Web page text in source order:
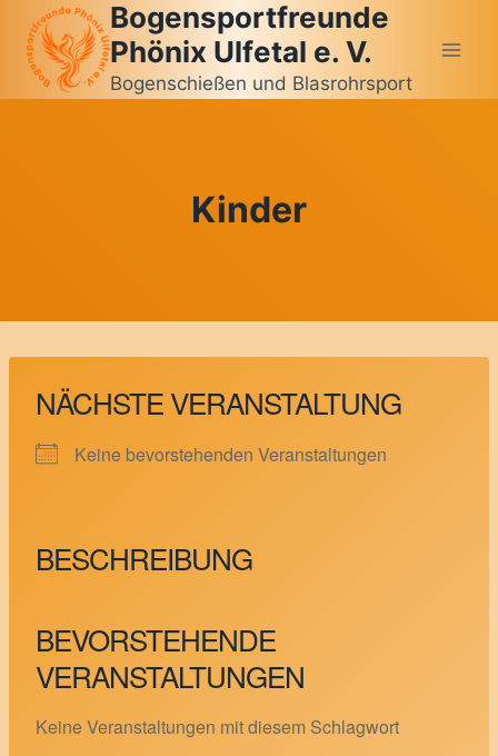
Zum
Inhalt
springen
Bogensportfreunde
Phönix Ulfetal e. V.
Bogenschießen und Blasrohrsport
Kinder
NÄCHSTE VERANSTALTUNG
Keine bevorstehenden Veranstaltungen
BESCHREIBUNG
BEVORSTEHENDE
VERANSTALTUNGEN
Keine Veranstaltungen mit diesem Schlagwort